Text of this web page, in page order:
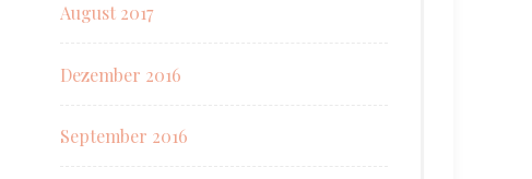
August 2017
Dezember 2016
September 2016